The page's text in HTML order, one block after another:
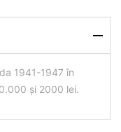
1941-1947 în
și 2000 lei.